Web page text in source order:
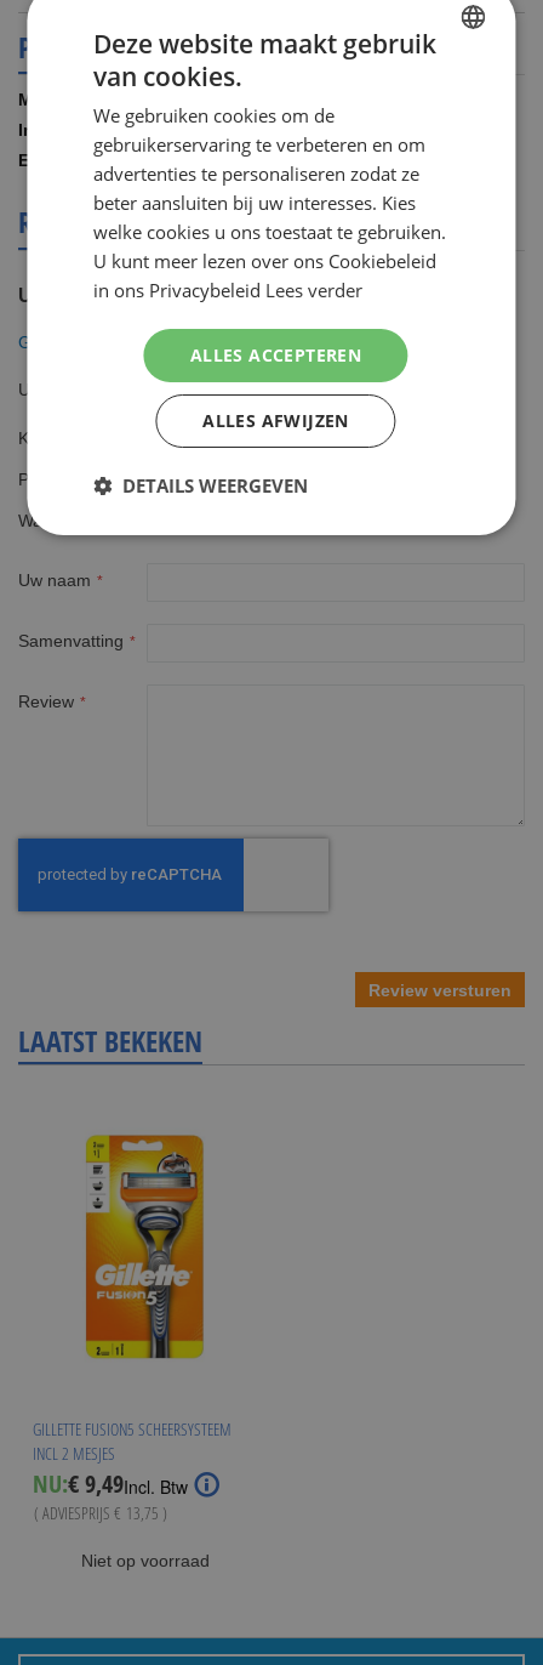
PRODUCT SPECIFICATIES
Meer
informatie
1.00 STUKS
7702018866946
REVIEWS OVER DIT PRODUCT
U plaatst een review over:
Gillette Fusion5 Scheersysteem incl 2 Mesjes
Uw waardering
Kwaliteit
star
stars
stars
stars
stars
Prijs
Waarde
1
2
3
4
5
Uw naam
Samenvatting
Review
Review versturen
LAATST BEKEKEN
GILLETTE FUSION5 SCHEERSYSTEEM
INCL 2 MESJES
NU:Special
Price
€ 9,49Incl. Btw
( ADVIESPRIJS € 13,75 )
Niet op voorraad
Deze website maakt gebruik
van cookies.
We gebruiken cookies om de
gebruikerservaring te verbeteren en om
advertenties te personaliseren zodat ze
beter aansluiten bij uw interesses. Kies
welke cookies u ons toestaat te gebruiken.
U kunt meer lezen over ons Cookiebeleid
in ons Privacybeleid Lees verder
ALLES ACCEPTEREN
ALLES AFWIJZEN
DETAILS WEERGEVEN